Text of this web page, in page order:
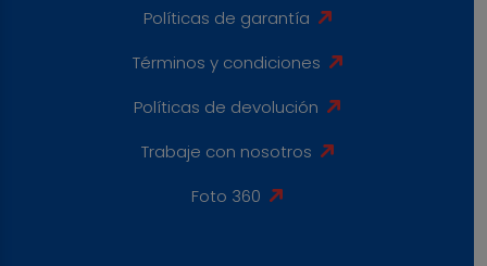
Políticas de garantía
Términos y condiciones
Políticas de devolución
Trabaje con nosotros
Foto 360